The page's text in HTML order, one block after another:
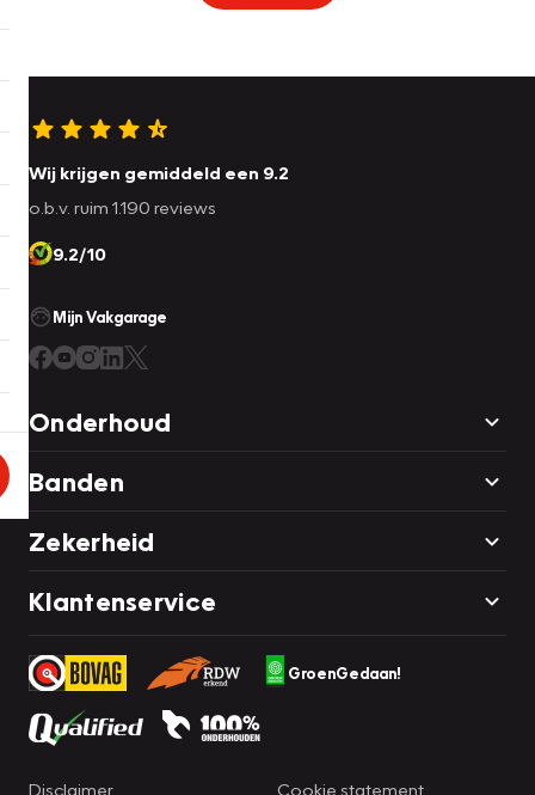
Wij krijgen gemiddeld een 9.2
o.b.v. ruim 1.190 reviews
9.2/10
Mijn Vakgarage
Onderhoud
Banden
Zekerheid
Klantenservice
GroenGedaan!
Disclaimer Cookie statement